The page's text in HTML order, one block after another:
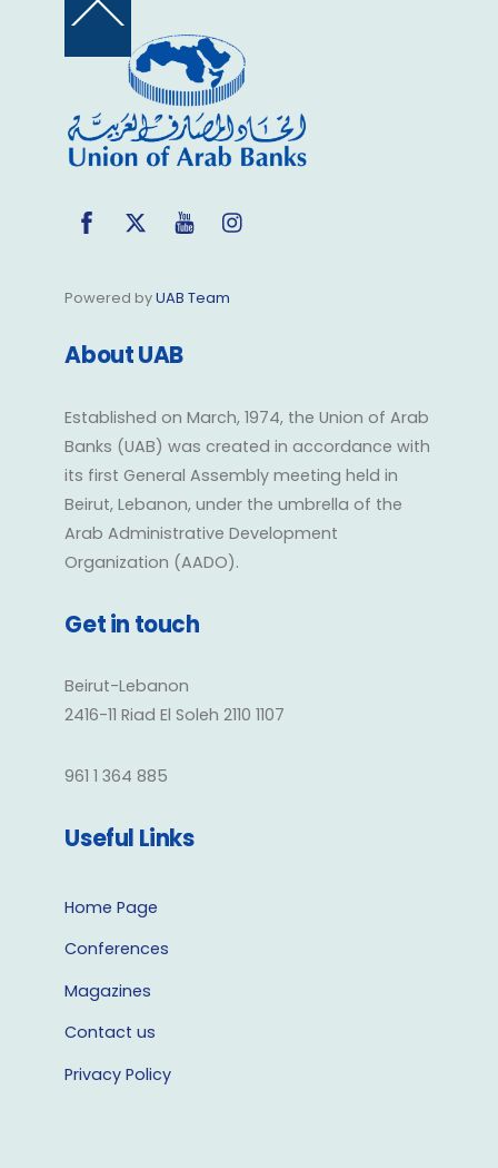
Back
Top
Facebook
Twitter YouTube
Powered byUAB Team
About UAB
Established on March, 1974, the Union of Arab
Banks (UAB) was created in accordance with
its first General Assembly meeting held in
Beirut, Lebanon, under the umbrella of the
Arab Administrative Development
Organization (AADO).
Get in touch
Beirut-Lebanon
2416-11 Riad El Soleh 2110 1107
961 1 364 885
Useful Links
Home Page
Conferences
Magazines
Contact us
Privacy Policy